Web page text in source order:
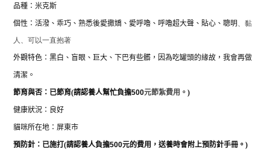
品種：米克斯
個性：活潑、乖巧、熟悉後愛撒嬌、愛呼嚕、呼嚕超大聲、貼心、聰明、黏
人、可以一直抱著
外觀特色：黑白、盲眼、巨大、下巴有些髒，因為吃罐頭的緣故，我會再做
清潔。
節育與否：已節育(請認養人幫忙負擔500元節紮費用。 )
健康狀況：良好
貓咪所在地：屏東市
預防針：已施打(請認養人負擔500元的費用，送養時會附上預防針手冊。 )